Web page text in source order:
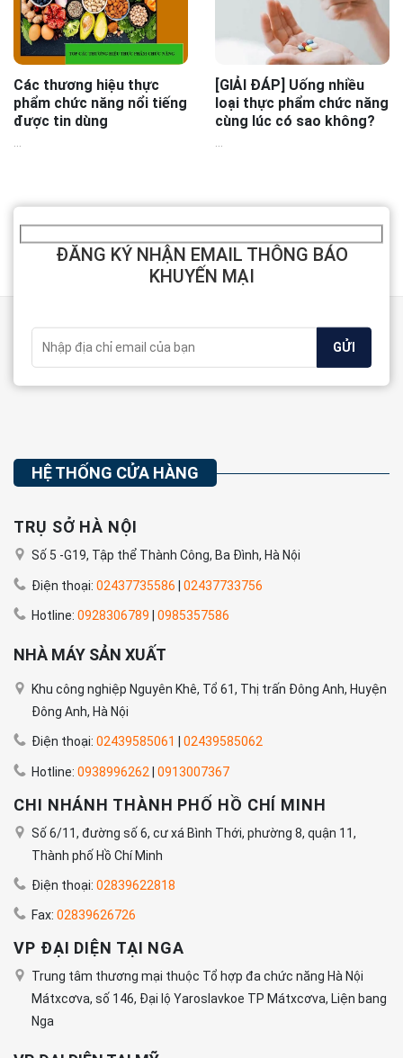
Các thương hiệu thực
phẩm chức năng nổi tiếng
được tin dùng
[GIẢI ĐÁP] Uống nhiều
loại thực phẩm chức năng
cùng lúc có sao không?
ĐĂNG KÝ NHẬN EMAIL THÔNG BÁO
KHUYẾN MẠI
HỆ THỐNG CỬA HÀNG
TRỤ SỞ HÀ NỘI
Số 5 -G19, Tập thể Thành Công, Ba Đình, Hà Nội
Điện thoại: 02437735586 | 02437733756
Hotline: 0928306789 0985357586
NHÀ MÁY SẢN XUẤT
Khu công nghiệp Nguyên Khê, Tổ 61, Thị trấn Đông Anh, Huyện
Đông Anh, Hà Nội
Điện thoại: 02439585061 02439585062
Hotline: 0938996262 0913007367
CHI NHÁNH THÀNH PHỐ HỒ CHÍ MINH
Số 6/11, đường số 6, cư xá Bình Thới, phường 8, quận 11,
Thành phố Hồ Chí Minh
Điện thoại: 02839622818
Fax: 02839626726
VP ĐẠI DIỆN TẠI NGA
Trung tâm thương mại thuộc Tổ hợp đa chức năng Hà Nội
Mátxcơva, số 146, Đại lộ Yaroslavkoe TP Mátxcơva, Liện bang
Nga